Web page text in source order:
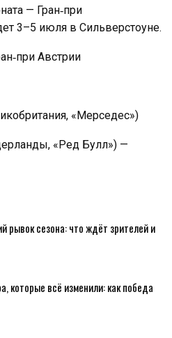
— Гран‑при
3–5 июля в Сильверстоуне.
Австрии
«Мерседес»)
«Ред Булл») —
рывок сезона: что ждёт зрителей и
которые всё изменили: как победа